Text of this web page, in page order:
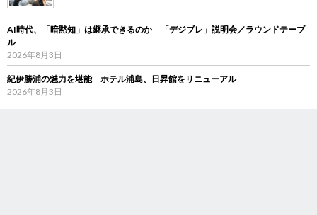
AI時代、「暗黙知」は継承できるのか 「デジブレ」説明会／ラウンドテーブ
ル
2026年8月3日
紀伊勝浦の魅力を堪能 ホテル浦島、日昇館をリニューアル
2026年8月3日